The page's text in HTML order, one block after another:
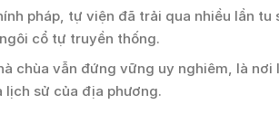
pháp, tự viện đã trải qua nhiều lần tu
cổ tự truyền thống.
chùa vẫn đứng vững uy nghiêm, là nơi
lịch sử của địa phương.